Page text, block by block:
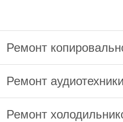
Ремонт
Ремонт аудиотехники
Ремонт